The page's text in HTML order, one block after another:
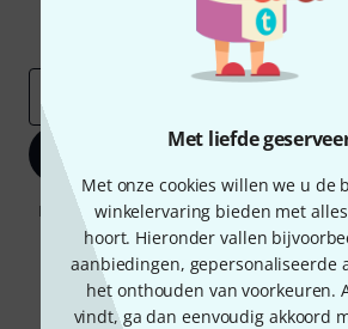
Met liefde
Met onze cookies willen we u de
winkelervaring bieden met
hoort. Hieronder vallen
aanbiedingen, gepersonaliseerde
het onthouden van voorkeuren.
vindt, ga dan eenvoudig akkoord
Inspirerende bijdragen
Thomann-inzichten
Registreer nu
Door op "Registreer nu" te klikken, gaat u
van e-mailreclame. U kunt zich op elk
informatie over de nieuwsbrief vindt u
gegevensbescherming .
* Benodigd